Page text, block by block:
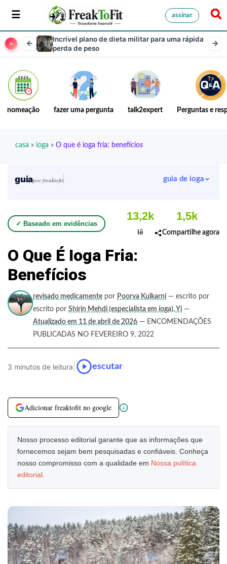
assinar
Incrível plano de dieta militar para uma rápida
perda de peso
nomeação fazer uma pergunta talk2expert Perguntas e
casa » ioga » O que é ioga fria: benefícios
guiapor freaktofit guia de ioga
✓ Baseado em evidências
13,2k
lê
1,5k
Compartilhe agora
O Que É Ioga Fria:
Benefícios
revisado medicamente por Poorva Kulkarni — escrito por
escrito por Shirin Mehdi (especialista em ioga), Yi —
Atualizado em 11 de abril de 2026 — ENCOMENDAÇÕES
PUBLICADAS NO FEVEREIRO 9, 2022
3 minutos de leitura escutar
Adicionar freaktofit no google
Nosso processo editorial garante que as informações que
fornecemos sejam bem pesquisadas e confiáveis. Conheça
nosso compromisso com a qualidade em Nossa política
editorial